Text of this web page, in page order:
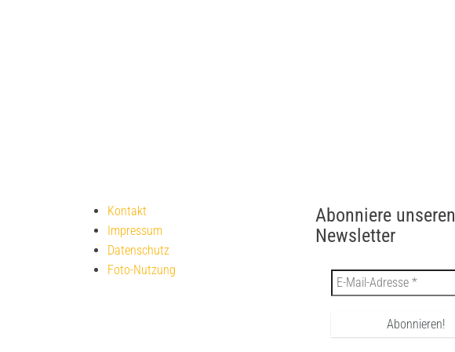
Kontakt
Impressum
Datenschutz
Foto-Nutzung
Abonniere unseren
Newsletter